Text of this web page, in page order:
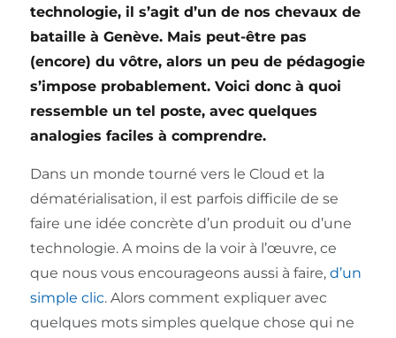
technologie, il s’agit d’un de nos chevaux de
bataille à Genève. Mais peut-être pas
(encore) du vôtre, alors un peu de pédagogie
s’impose probablement. Voici donc à quoi
ressemble un tel poste, avec quelques
analogies faciles à comprendre.
Dans un monde tourné vers le Cloud et la
dématérialisation, il est parfois difficile de se
faire une idée concrète d’un produit ou d’une
technologie. A moins de la voir à l’œuvre, ce
que nous vous encourageons aussi à faire, d’un
simple clic. Alors comment expliquer avec
quelques mots simples quelque chose qui ne